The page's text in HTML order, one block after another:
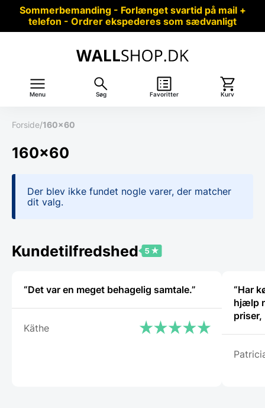
Sommerbemanding - Forlænget svartid på mail +
telefon - Ordrer ekspederes som sædvanligt
Menu Søg Favoritter Kurv
Forside/160x60
160x60
Der blev ikke fundet nogle varer, der matcher
dit valg.
Kundetilfredshed
“Det var en meget behagelig samtale.”
Käthe
“Har
hjælp
priser,